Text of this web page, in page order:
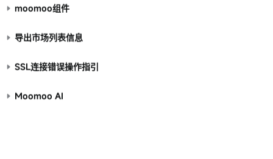
moomoo组件
导出市场列表信息
SSL连接错误操作指引
Moomoo AI